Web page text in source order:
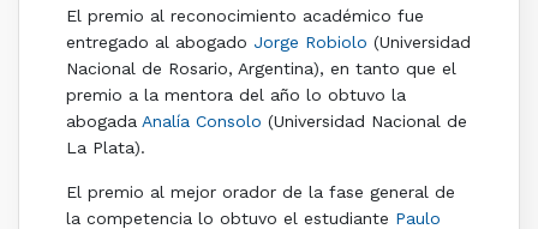
El premio al reconocimiento académico fue
entregado al abogado Jorge Robiolo (Universidad
Nacional de Rosario, Argentina), en tanto que el
premio a la mentora del año lo obtuvo la
abogada Analía Consolo (Universidad Nacional de
La Plata).
El premio al mejor orador de la fase general de
la competencia lo obtuvo el estudiante Paulo